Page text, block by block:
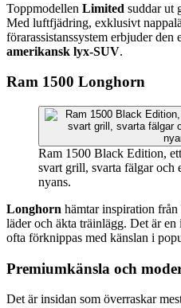
Toppmodellen Limited suddar ut
Med luftfjädring, exklusivt
förarassistanssystem erbjuder
amerikansk lyx-SUV.
Ram 1500 Longhorn
Ram 1500 Black Edition,
svart grill, svarta fälgar och
nyans.
Longhorn hämtar inspiration
läder och äkta träinlägg. Det är
ofta förknippas med känslan i
Premiumkänsla och
Det är insidan som överraskar